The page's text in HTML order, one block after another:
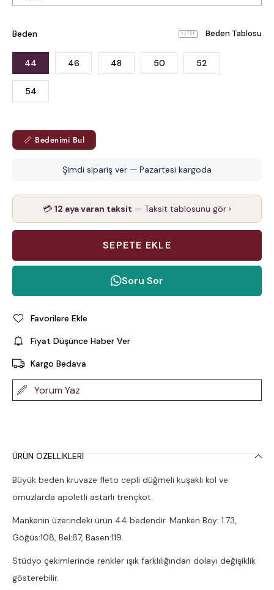
Beden Beden Tablosu
44 46 48 50 52
54
📏 Bedenimi Bul
Şimdi sipariş ver — Pazartesi kargoda
💳 12 aya varan taksit — Taksit tablosunu gör ›
Soru Sor
Favorilere Ekle
Fiyat Düşünce Haber Ver
Kargo Bedava
Yorum Yaz
ÜRÜN ÖZELLIKLERI
Büyük beden kruvaze fleto cepli düğmeli kuşaklı kol ve
omuzlarda apoletli astarlı trençkot.
Mankenin üzerindeki ürün 44 bedendir. Manken Boy: 1.73,
Göğüs:108, Bel:87, Basen:119.
Stüdyo çekimlerinde renkler ışık farklılığından dolayı değişiklik
gösterebilir.